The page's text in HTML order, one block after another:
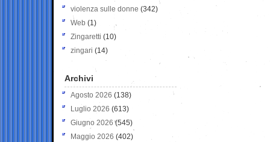
violenza sulle donne (342)
Web (1)
Zingaretti (10)
zingari (14)
Archivi
Agosto 2026 (138)
Luglio 2026 (613)
Giugno 2026 (545)
Maggio 2026 (402)